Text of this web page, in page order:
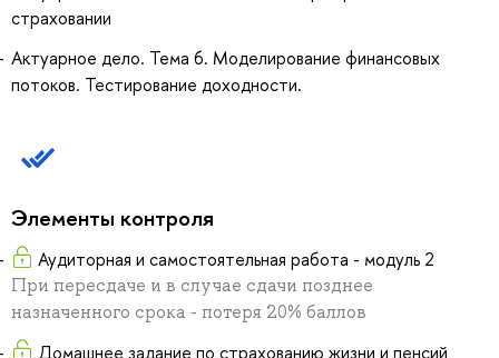
страховании
Актуарное дело. Тема 6. Моделирование финансовых
потоков. Тестирование доходности.
Элементы контроля
Аудиторная и самостоятельная работа - модуль 2
При пересдаче и в случае сдачи позднее
назначенного срока - потеря 20% баллов
Домашнее задание по страхованию жизни и пенсий